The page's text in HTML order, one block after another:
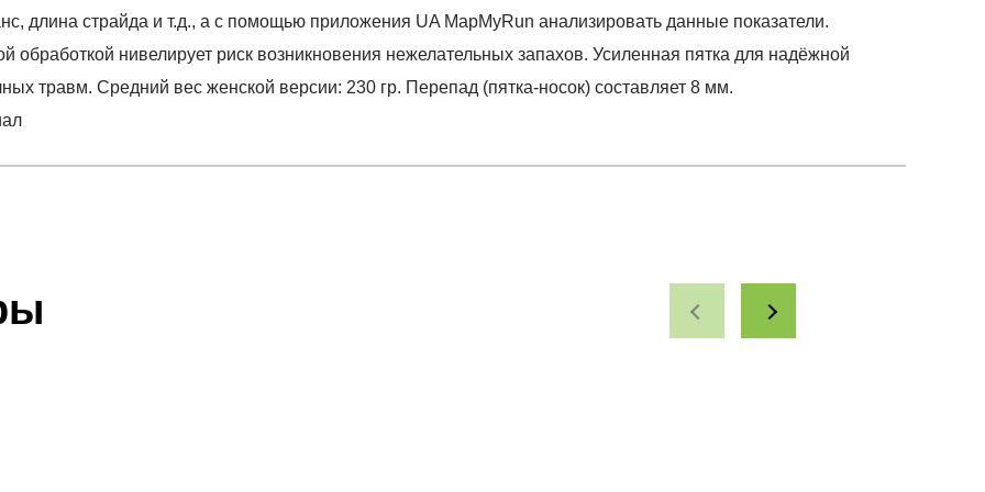
длина страйда и т.д., а с помощью приложения UA MapMyRun анализировать данные показатели.
обработкой нивелирует риск возникновения нежелательных запахов. Усиленная пятка для надёжной
травм. Средний вес женской версии: 230 гр. Перепад (пятка-носок) составляет 8 мм.